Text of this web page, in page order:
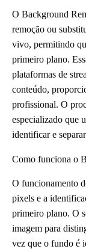
O Background
remoção ou
vivo, permitindo
primeiro plano.
plataformas de
conteúdo,
profissional. O
especializado que
identificar e
Como funciona o
O funcionamento
pixels e a
primeiro plano. O
imagem para
vez que o fundo é